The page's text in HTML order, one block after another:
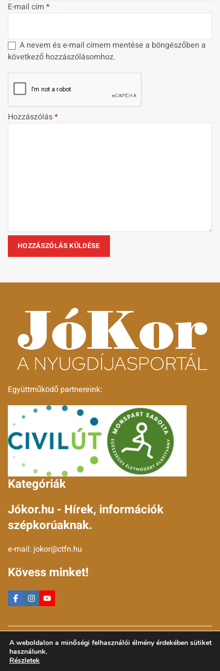
E-mail cím *
A nevem és e-mail címem mentése a böngészőben a
következő hozzászólásomhoz.
Hozzászólás*
Együttműködő partnereink:
Kategóriák
Jókor.hu - Hírek, információk
szépkorúaknak.
e-mail: jokor@ctfn.hu
Kövess minket!
Copyright © 2024 jokor.hu. Minden jog fenntartva.
A weboldalon a minőségi felhasználói élmény érdekében sütiket
használunk.
Részletek